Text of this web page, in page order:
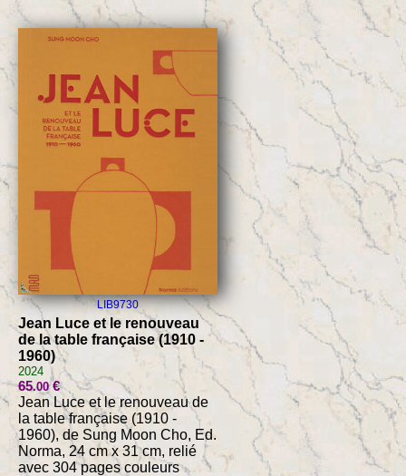
LIB9730
Jean Luce et le renouveau
de la table française (1910 -
1960)
2024
65.00€
Jean Luce et le renouveau de
la table française (1910 -
1960), de Sung Moon Cho, Ed.
Norma, 24 cm x 31 cm, relié
avec 304 pages couleurs